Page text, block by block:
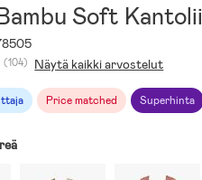
Soft
Price matched Superhinta
(104) Näytä kaikki arvostelut